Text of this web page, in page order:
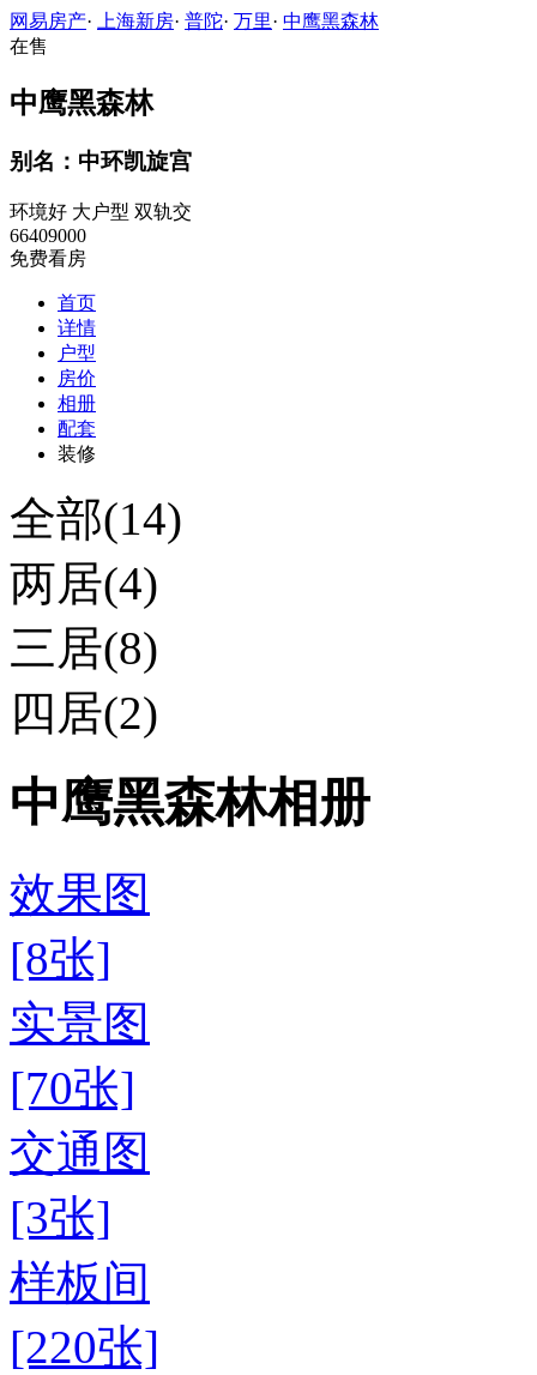
网易房产· 上海新房· 普陀· 万里· 中鹰黑森林
在售
中鹰黑森林
别名：中环凯旋宫
环境好 大户型 双轨交
66409000
免费看房
首页
详情
户型
房价
相册
配套
装修
全部(14)
两居(4)
三居(8)
四居(2)
中鹰黑森林相册
效果图
[8张]
实景图
[70张]
交通图
[3张]
样板间
[220张]